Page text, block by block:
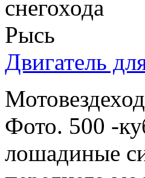
Двигатель
Фото. 500 -
лошадиные